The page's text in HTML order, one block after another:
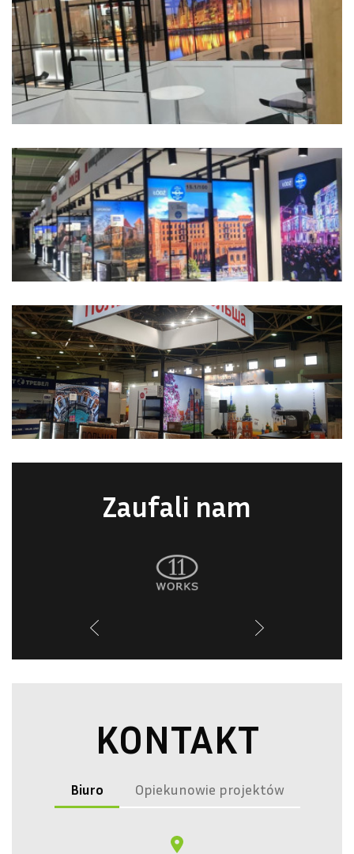
Zaufali nam
KONTAKT
Biuro Opiekunowie projektów